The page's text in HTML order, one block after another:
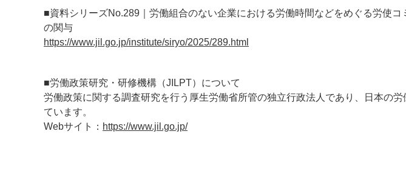
■資料シリーズNo.289｜労働組合のない企業における労働時間などをめぐる労使
の関与
https://www.jil.go.jp/institute/siryo/2025/289.html
■労働政策研究・研修機構（JILPT）について
労働政策に関する調査研究を行う厚生労働省所管の独立行政法人であり、日本の
ています。
Webサイト： https://www.jil.go.jp/